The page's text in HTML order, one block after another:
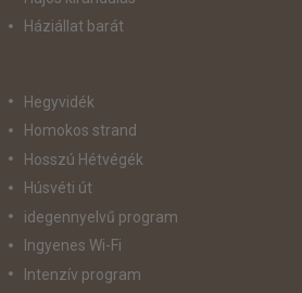
Háziállat barát
Hegyvidék
Homokos strand
Hosszú Hétvégék
Húsvéti út
idegennyelvű program
Ingyenes Wi-Fi
Intenzív program